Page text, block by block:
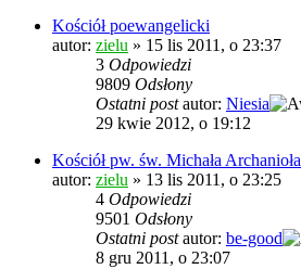
Kościół poewangelicki
autor: zielu » 15 lis 2011, o 23:37
3 Odpowiedzi
9809 Odsłony
Ostatni postautor: Niesia
29 kwie 2012, o 19:12
Kościół pw. św. Michała Archanioła
autor: zielu » 13 lis 2011, o 23:25
4 Odpowiedzi
9501 Odsłony
Ostatni postautor: be-good
8 gru 2011, o 23:07